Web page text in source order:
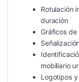
Rotulación
duración
Gráficos
mobiliario
Logotipos